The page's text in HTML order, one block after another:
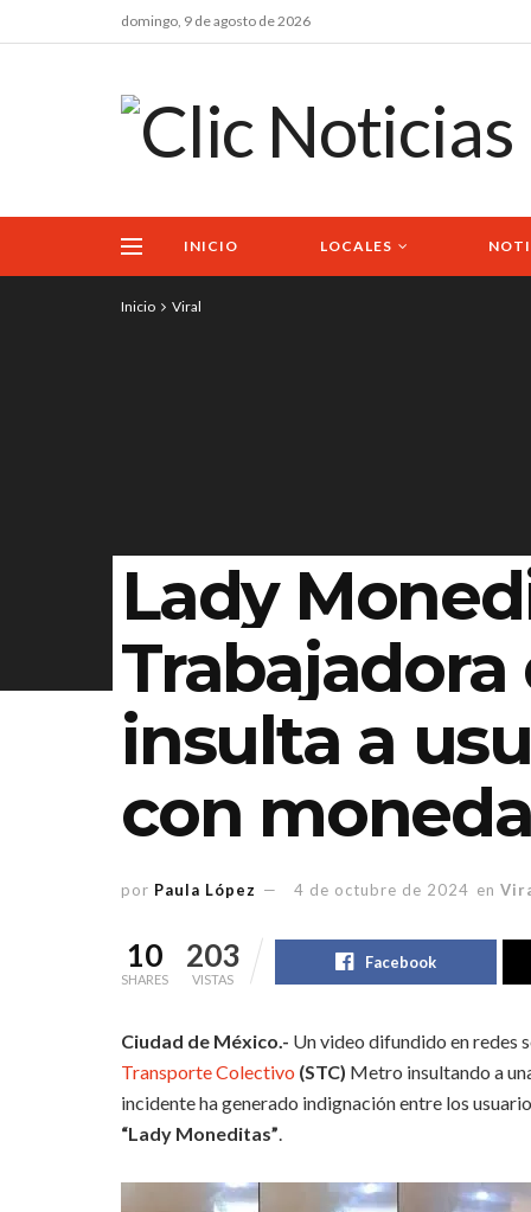
domingo, 9 de agosto de 2026
INICIO LOCALES
Inicio Viral
Lady
insulta a
con
por Paula López 4 de octubre de 2024 en
10
SHARES
203
VISTAS
Facebook
Ciudad de México.- Un video difundido en redes
Transporte Colectivo (STC) Metro insultando a
incidente ha generado indignación entre los
“Lady Moneditas”.